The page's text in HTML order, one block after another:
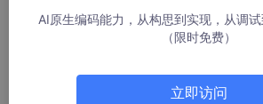
身智能、智能制造、科学智能等前沿方向。
才储备池，优先获得实习及就业的推荐机会
AI原生编码能力，从构思到实现，从调
（限时免费）
立即访问